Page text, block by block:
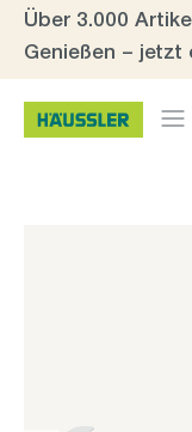
Zum Hauptinhalt
Über 3.000
Genießen – jetzt